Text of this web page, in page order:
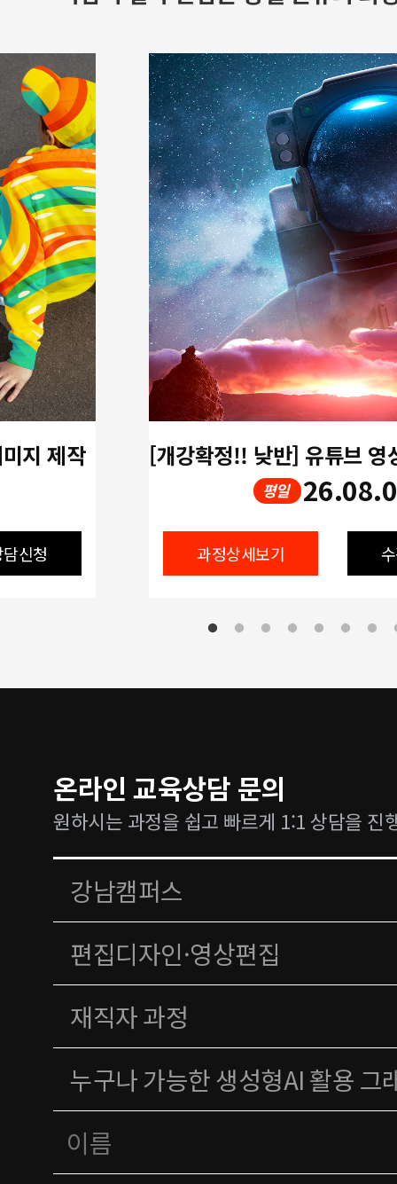
지 제작
신청
평일
과정상세보기
온라인 교육상담 문의
원하시는 과정을 쉽고 빠르게 1:1 상담을 진